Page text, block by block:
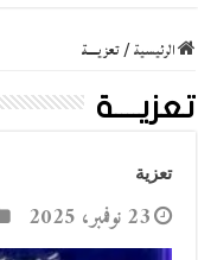
الرئيسية/تعزيــــة
تعزيــــة
تعزية
23 نوفمبر، 2025